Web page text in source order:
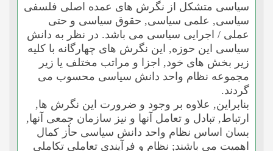
سیاسى متشکل از نگرش هاى عمده اصلى فلسفى
سیاسى, علمى سیاسى, حقوق سیاسى و حتى
عملى / اجرایى سیاسى مى باشد. در نظر به دانش
سیاسى این حوزه, این نگرش هاى چهارگانه با کلیه
زیر بخش هاى خود, اجزا و مراتب مختلف یا زیر
مجموعه نظام واحد دانش سیاسى محسوب مى
گردند.
بنابراین, علاوه بر وجود و ضرورت این نگرش ها,
ارتباط, تبادل و تعامل آنها و نیز سازمان جمعى آنها,
بسان اساس نظام واحد دانش سیاسى حأز کمال
اهمیت مى باشند; نظام و فرآیندى تعاملى تکاملى